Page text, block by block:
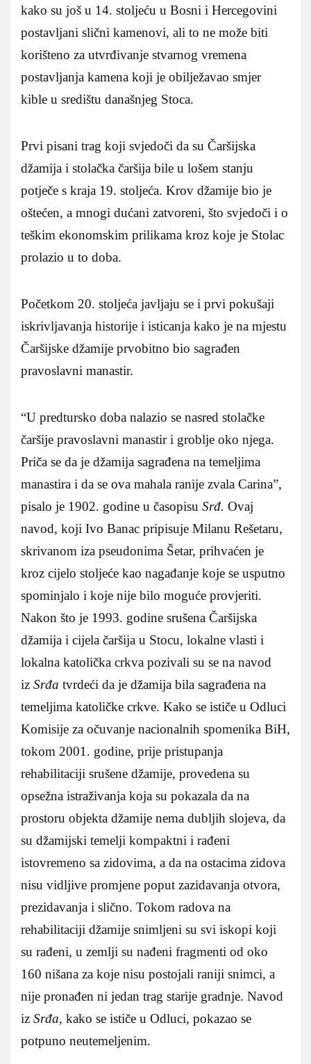
kako su još u 14. stoljeću u Bosni i Hercegovini
postavljani slični kamenovi, ali to ne može biti
korišteno za utvrđivanje stvarnog vremena
postavljanja kamena koji je obilježavao smjer
kible u središtu današnjeg Stoca.
Prvi pisani trag koji svjedoči da su Čaršijska
džamija i stolačka čaršija bile u lošem stanju
potječe s kraja 19. stoljeća. Krov džamije bio je
oštećen, a mnogi dućani zatvoreni, što svjedoči i o
teškim ekonomskim prilikama kroz koje je Stolac
prolazio u to doba.
Početkom 20. stoljeća javljaju se i prvi pokušaji
iskrivljavanja historije i isticanja kako je na mjestu
Čaršijske džamije prvobitno bio sagrađen
pravoslavni manastir.
“U predtursko doba nalazio se nasred stolačke
čaršije pravoslavni manastir i groblje oko njega.
Priča se da je džamija sagrađena na temeljima
manastira i da se ova mahala ranije zvala Carina”,
pisalo je 1902. godine u časopisu Srđ. Ovaj
navod, koji Ivo Banac pripisuje Milanu Rešetaru,
skrivanom iza pseudonima Šetar, prihvaćen je
kroz cijelo stoljeće kao nagađanje koje se usputno
spominjalo i koje nije bilo moguće provjeriti.
Nakon što je 1993. godine srušena Čaršijska
džamija i cijela čaršija u Stocu, lokalne vlasti i
lokalna katolička crkva pozivali su se na navod
iz Srđa tvrdeći da je džamija bila sagrađena na
temeljima katoličke crkve. Kako se ističe u Odluci
Komisije za očuvanje nacionalnih spomenika BiH,
tokom 2001. godine, prije pristupanja
rehabilitaciji srušene džamije, provedena su
opsežna istraživanja koja su pokazala da na
prostoru objekta džamije nema dubljih slojeva, da
su džamijski temelji kompaktni i rađeni
istovremeno sa zidovima, a da na ostacima zidova
nisu vidljive promjene poput zazidavanja otvora,
prezidavanja i slično. Tokom radova na
rehabilitaciji džamije snimljeni su svi iskopi koji
su rađeni, u zemlji su nađeni fragmenti od oko
160 nišana za koje nisu postojali raniji snimci, a
nije pronađen ni jedan trag starije gradnje. Navod
iz Srđa, kako se ističe u Odluci, pokazao se
potpuno neutemeljenim.